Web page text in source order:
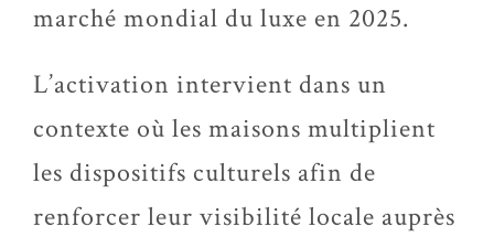
marché mondial du luxe en 2025.
L’activation intervient dans un
contexte où les maisons multiplient
les dispositifs culturels afin de
renforcer leur visibilité locale auprès